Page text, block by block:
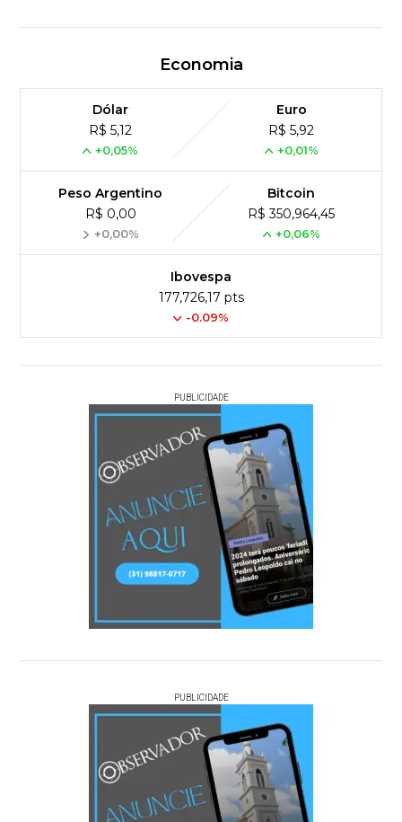
Economia
Dólar
R$ 5,12
+0,05%
Euro
R$ 5,92
+0,01%
Peso Argentino
R$ 0,00
+0,00%
Bitcoin
R$ 350,964,45
+0,06%
Ibovespa
177,726,17 pts
-0.09%
PUBLICIDADE
PUBLICIDADE